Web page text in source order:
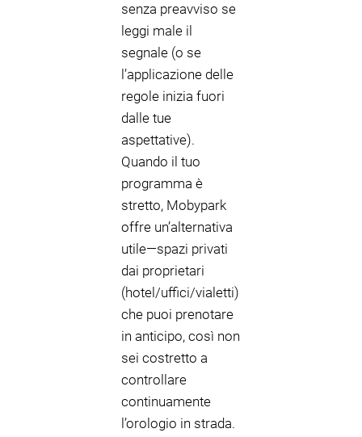
senza preavviso se
leggi male il
segnale (o se
l’applicazione delle
regole inizia fuori
dalle tue
aspettative).
Quando il tuo
programma è
stretto, Mobypark
offre un’alternativa
utile—spazi privati
dai proprietari
(hotel/uffici/vialetti)
che puoi prenotare
in anticipo, così non
sei costretto a
controllare
continuamente
l’orologio in strada.